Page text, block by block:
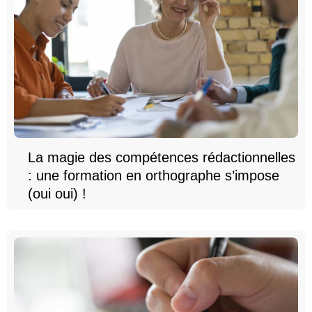
La magie des compétences rédactionnelles
: une formation en orthographe s’impose
(oui oui) !